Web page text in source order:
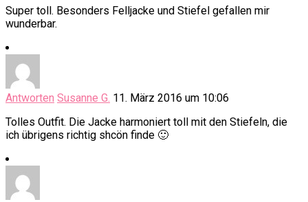
Super toll. Besonders Felljacke und Stiefel gefallen mir
wunderbar.
Antworten Susanne G. 11. März 2016 um 10:06
Tolles Outfit. Die Jacke harmoniert toll mit den Stiefeln, die
ich übrigens richtig shcön finde 🙂